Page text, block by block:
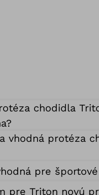
chodidla
vhodná protéza
pre
pre Triton novú